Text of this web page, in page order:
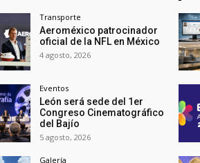
Transporte
Aeroméxico patrocinador
oficial de la NFL en México
4 agosto, 2026
Eventos
León será sede del 1er
Congreso Cinematográfico
del Bajío
5 agosto, 2026
Galería